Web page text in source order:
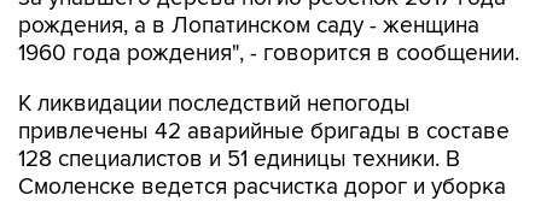
рождения, а в Лопатинском саду - женщина
1960 года рождения", - говорится в сообщении.
К ликвидации последствий непогоды
привлечены 42 аварийные бригады в составе
128 специалистов и 51 единицы техники. В
Смоленске ведется расчистка дорог и уборка